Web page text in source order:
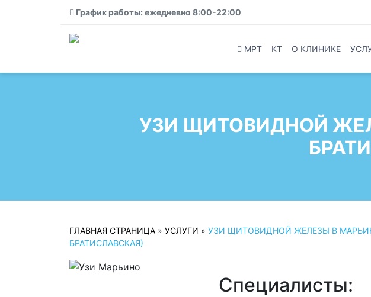
График работы: ежедневно 8:00-22:00
МРТ КТ О КЛИНИКЕ
УЗИ ЩИТОВИДНОЙ
ГЛАВНАЯ СТРАНИЦА » УСЛУГИ » УЗИ ЩИТОВИДНОЙ ЖЕЛЕЗЫ В
БРАТИСЛАВСКАЯ)
Специалисты: